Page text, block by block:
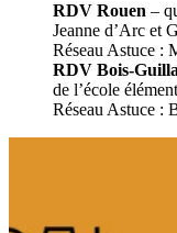
RDV Rouen –
Jeanne d’Arc et
Réseau Astuce :
RDV Bois-
de l’école
Réseau Astuce :